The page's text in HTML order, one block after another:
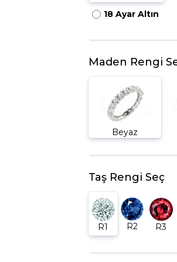
18 Ayar Altın
Maden Rengi
Beyaz
Taş Rengi Seç
R1 R2 R3